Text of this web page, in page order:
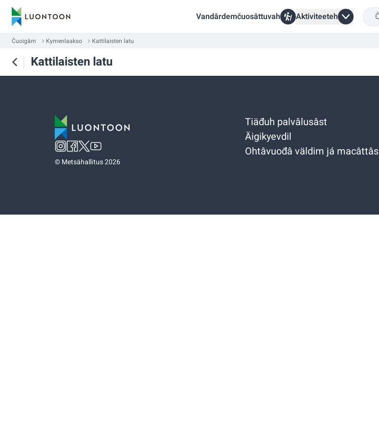
Vandârdemčuosâttuvah Aktiviteeteh
Čuoigâm Kymenlaakso Kattilaisten latu
Kattilaisten latu
©Metsähallitus 2026
Tiäđuh palvâlusâst
Äigikyevdil
Ohtâvuođâ väldim já macâttâs